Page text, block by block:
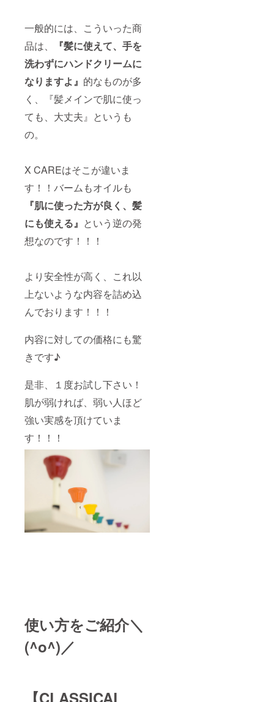
一般的には、こういった商
品は、
『髪に使えて、手を
洗わずにハンドクリームに
なりますよ』 的なものが多
く、『髪メインで肌に使っ
ても、大丈夫』というも
の。
X CAREはそこが違いま
す！！バームもオイルも
『肌に使った方が良く、髪
にも使える』 という逆の発
想なのです！！！
より安全性が高く、これ以
上ないような内容を詰め込
んでおります！！！
内容に対しての価格にも驚
きです♪
是非、１度お試し下さい！
肌が弱ければ、弱い人ほど
強い実感を頂けていま
す！！！
使い方をご紹介＼
(^o^)／
【CLASSICAL